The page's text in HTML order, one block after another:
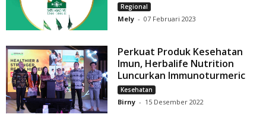
Regional
Mely - 07 Februari 2023
Perkuat Produk Kesehatan
Imun, Herbalife Nutrition
Luncurkan Immunoturmeric
Kesehatan
Birny - 15 Desember 2022